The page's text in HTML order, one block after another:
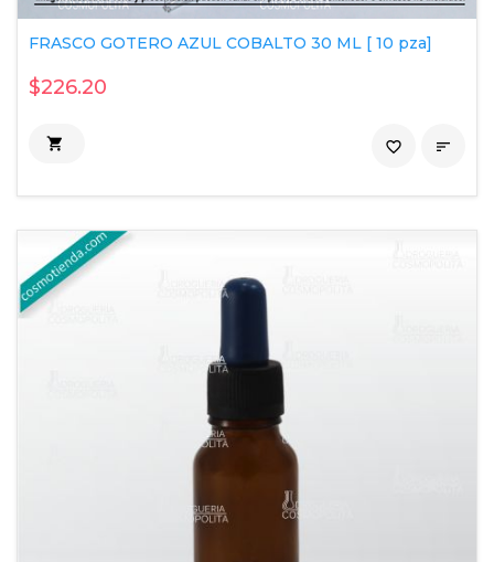
FRASCO GOTERO AZUL COBALTO 30 ML [ 10 pza]
$226.20
 
favorite_border